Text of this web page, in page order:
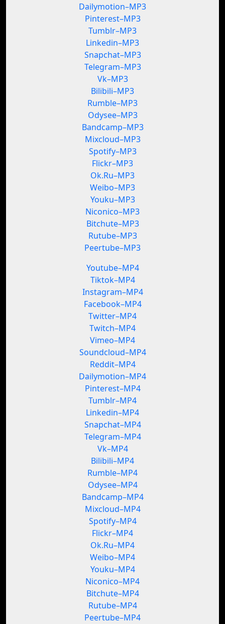
Dailymotion–MP3
Pinterest–MP3
Tumblr–MP3
Linkedin–MP3
Snapchat–MP3
Telegram–MP3
Vk–MP3
Bilibili–MP3
Rumble–MP3
Odysee–MP3
Bandcamp–MP3
Mixcloud–MP3
Spotify–MP3
Flickr–MP3
Ok.Ru–MP3
Weibo–MP3
Youku–MP3
Niconico–MP3
Bitchute–MP3
Rutube–MP3
Peertube–MP3
Youtube–MP4
Tiktok–MP4
Instagram–MP4
Facebook–MP4
Twitter–MP4
Twitch–MP4
Vimeo–MP4
Soundcloud–MP4
Reddit–MP4
Dailymotion–MP4
Pinterest–MP4
Tumblr–MP4
Linkedin–MP4
Snapchat–MP4
Telegram–MP4
Vk–MP4
Bilibili–MP4
Rumble–MP4
Odysee–MP4
Bandcamp–MP4
Mixcloud–MP4
Spotify–MP4
Flickr–MP4
Ok.Ru–MP4
Weibo–MP4
Youku–MP4
Niconico–MP4
Bitchute–MP4
Rutube–MP4
Peertube–MP4